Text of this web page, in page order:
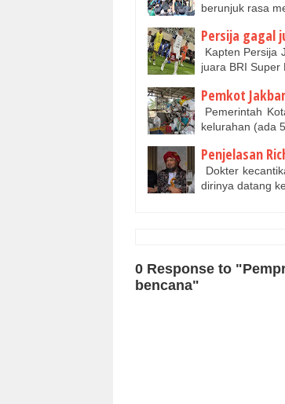
berunjuk rasa
Persija gagal
Kapten Persija
juara BRI Super
Pemkot
Pemerintah
kelurahan (ada
Penjelasan
Dokter
dirinya datang
0 Response to
bencana"